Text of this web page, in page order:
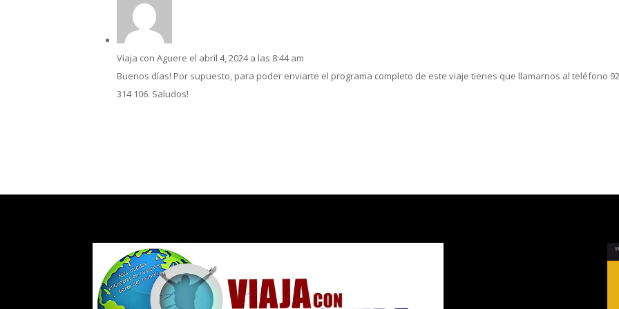
Viaja con Aguere el abril 4, 2024 a las 8:44 am
Buenos días! Por supuesto, para poder enviarte el programa completo de este viaje tienes que llamarnos al teléfono
314 106. Saludos!